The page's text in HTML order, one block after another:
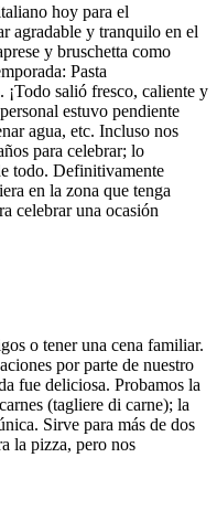
hoy para el
agradable y tranquilo en el
y bruschetta como
Pasta
salió fresco, caliente y
estuvo pendiente
agua, etc. Incluso nos
para celebrar; lo
todo. Definitivamente
en la zona que tenga
celebrar una ocasión
o tener una cena familiar.
por parte de nuestro
fue deliciosa. Probamos la
(tagliere di carne); la
Sirve para más de dos
la pizza, pero nos